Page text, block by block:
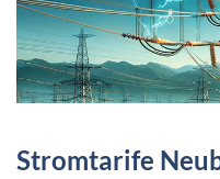
Stromtarife